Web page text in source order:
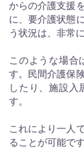
からの介護支援
に、要介護状態
う状況は、非常
このような場合
す。民間介護保
したり、施設入
す。
これにより一人
ることが可能です